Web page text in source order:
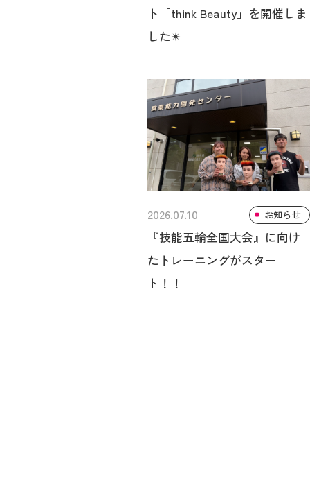
ト「think Beauty」を開催しま
した✴︎
2026.07.10 お知らせ
『技能五輪全国大会』に向け
たトレーニングがスター
ト！！